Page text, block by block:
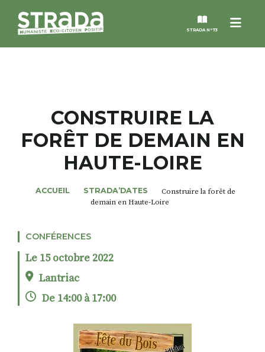
Menu
STRADA N°73
MAGAZINES
NOS THÈMES
S'INSCRIRE À LA NEWSLETTER
FACEBOOKINSTAGRAM
LINKEDINYOUTUBE
CONSTRUIRE LA
FORÊT DE DEMAIN EN
HAUTE-LOIRE
ACCUEIL STRADA’DATES
Construire la forêt de
demain en Haute-Loire
CONFÉRENCES
Le 15 octobre 2022
Lantriac
De 14:00 à 17:00